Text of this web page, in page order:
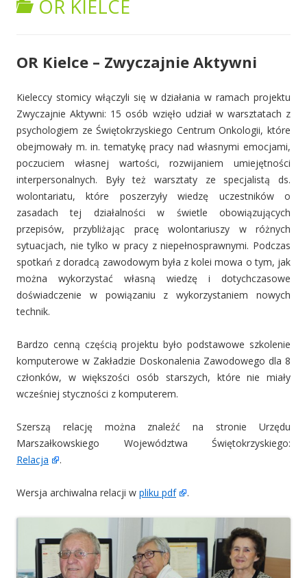
OR KIELCE
OR Kielce – Zwyczajnie Aktywni
Kieleccy stomicy włączyli się w działania w ramach projektu
Zwyczajnie Aktywni: 15 osób wzięło udział w warsztatach z
psychologiem ze Świętokrzyskiego Centrum Onkologii, które
obejmowały m. in. tematykę pracy nad własnymi emocjami,
poczuciem własnej wartości, rozwijaniem umiejętności
interpersonalnych. Były też warsztaty ze specjalistą ds.
wolontariatu, które poszerzyły wiedzę uczestników o
zasadach tej działalności w świetle obowiązujących
przepisów, przybliżając pracę wolontariuszy w różnych
sytuacjach, nie tylko w pracy z niepełnosprawnymi. Podczas
spotkań z doradcą zawodowym była z kolei mowa o tym, jak
można wykorzystać własną wiedzę i dotychczasowe
doświadczenie w powiązaniu z wykorzystaniem nowych
technik.
Bardzo cenną częścią projektu było podstawowe szkolenie
komputerowe w Zakładzie Doskonalenia Zawodowego dla 8
członków, w większości osób starszych, które nie miały
wcześniej styczności z komputerem.
Szerszą relację można znaleźć na stronie Urzędu
Marszałkowskiego Województwa Świętokrzyskiego:
Relacja
.
Wersja archiwalna relacji w pliku pdf .